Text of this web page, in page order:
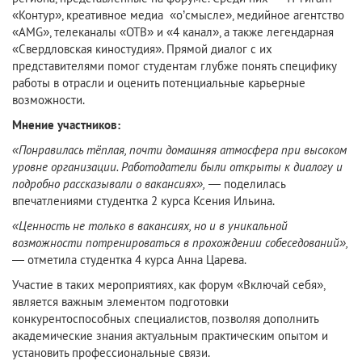
«Контур», креативное медиа «о’смысле», медийное агентство
«AMG», телеканалы «ОТВ» и «4 канал», а также легендарная
«Свердловская киностудия». Прямой диалог с их
представителями помог студентам глубже понять специфику
работы в отрасли и оценить потенциальные карьерные
возможности.
Мнение участников:
«Понравилась тёплая, почти домашняя атмосфера при высоком
уровне организации. Работодатели были открыты к диалогу и
подробно рассказывали о вакансиях», — поделилась
впечатлениями студентка 2 курса Ксения Ильина.
«Ценность не только в вакансиях, но и в уникальной
возможности потренироваться в прохождении собеседований»,
— отметила студентка 4 курса Анна Царева.
Участие в таких мероприятиях, как форум «Включай себя»,
является важным элементом подготовки
конкурентоспособных специалистов, позволяя дополнить
академические знания актуальным практическим опытом и
установить профессиональные связи.